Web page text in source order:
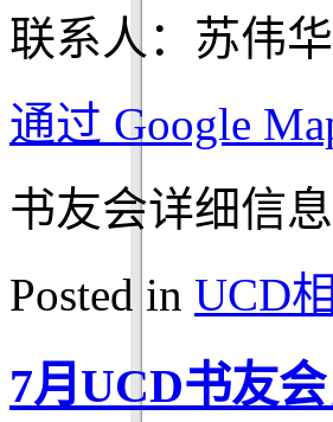
联系人：苏伟
通过 Google
书友会详细信
Posted in UCD
7月UCD书友